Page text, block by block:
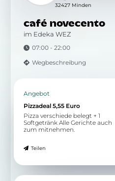
café novecento
im Edeka WEZ
07:00 - 22:00
Wegbeschreibung
32427 Minden
Angebot
Pizzadeal 5,55 Euro
Pizza verschiede belegt + 1
Softgetränk Alle Gerichte auch
zum mitnehmen.
Teilen